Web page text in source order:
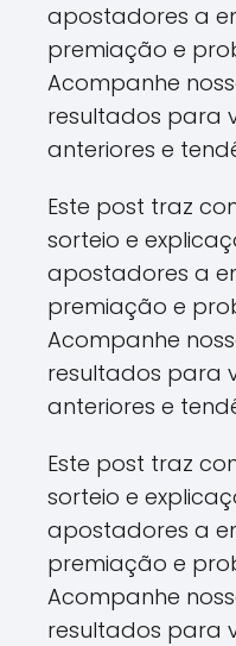
apostadores a
premiação e
Acompanhe
resultados para
anteriores e
Este post traz
sorteio e
apostadores a
premiação e
Acompanhe
resultados para
anteriores e
Este post traz
sorteio e
apostadores a
premiação e
Acompanhe
resultados para